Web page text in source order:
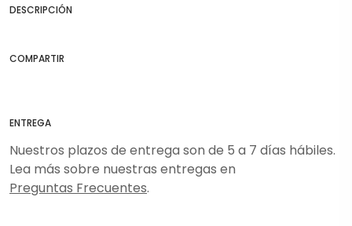
DESCRIPCIÓN
COMPARTIR
ENTREGA
Nuestros plazos de entrega son de 5 a 7 días hábiles.
Lea más sobre nuestras entregas en
Preguntas Frecuentes.